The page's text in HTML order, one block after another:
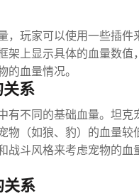
，玩家可以使用一些插
架上显示具体的血量数
的血量情况。
系
有不同的基础血量。坦
物（如狼、豹）的血量
斗风格来考虑宠物的血
关系